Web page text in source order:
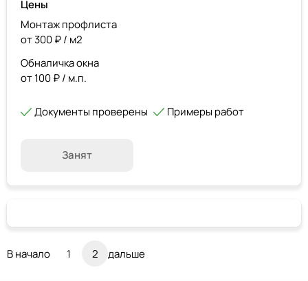
Цены
Монтаж профлиста
от 300 ₽ / м2
Обналичка окна
от 100 ₽ / м.п.
Документы проверены Примеры работ
Занят
В начало 1 2 дальше